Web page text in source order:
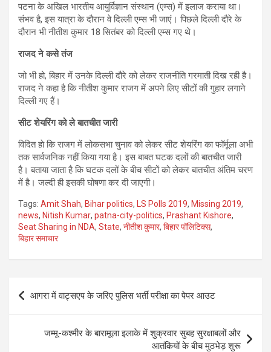
पटना के अखिल भारतीय आयुर्विज्ञान संस्‍थान (एम्‍स) में इलाज कराया था।
संभव है, इस यात्रा के दौरान वे दिल्‍ली एम्‍स भी जाएं। पिछले दिल्ली दौरे के
दौरान भी नीतीश कुमार 18 सितंबर को दिल्ली एम्स गए थे।
राजद ने कसे तंज
जो भी हो, बिहार में उनके दिल्‍ली दौरे को लेकर राजनीति गरमाती दिख रही है।
राजद ने कहा है कि नीतीश कुमार राजग में अपने लिए सीटों की गुहार लगाने
दिल्‍ली गए हैं।
सीट शेयरिंग को ले बातचीत जारी
विदित हाे कि राजग में लोकसभा चुनाव को लेकर सीट शेयरिंग का फॉर्मूला अभी
तक सार्वजनिक नहीं किया गया है। इस बाबत घटक दलों की बातचीत जारी
है। बताया जाता है कि घटक दलों के बीच सीटों को लेकर बातचीत अंतिम चरण
में है। जल्‍दी ही इसकी घोषणा कर दी जाएगी।
Tags: Amit Shah, Bihar politics, LS Polls 2019, Missing 2019,
news, Nitish Kumar, patna-city-politics, Prashant Kishore,
Seat Sharing in NDA, State, नीतीश कुमार, बिहार पॉलिटिक्‍स,
बिहार समाचार
Post
navigation
आगरा में वाट्सएप के जरिए पुलिस भर्ती परीक्षा का पेपर आउट
जम्मू-कश्मीर के बारामूला इलाके में शुक्रवार सुबह सुरक्षाबलों और
आतंकियों के बीच मुठभेड़ शुरू